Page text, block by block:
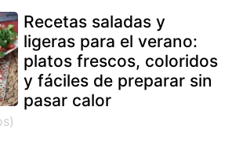
Recetas saladas y
ligeras para el verano:
platos frescos, coloridos
y fáciles de preparar sin
pasar calor